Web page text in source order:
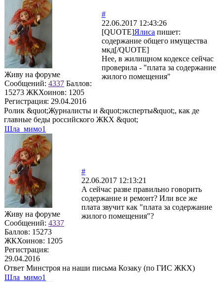
Живу на форуме
Сообщений: 4337 Баллов:
15273 ЖКХоинов: 1205
Регистрация: 29.04.2016
#
22.06.2017 12:43:26
[QUOTE]Ялиса пишет:
содержание общего имущества
мкд[/QUOTE]
Нее, в жилищном кодексе сейчас
проверила - "плата за содержание
жилого помещения"
Ролик &quot;Журналисты и &quot;эксперты&quot;, как де
главные беды российского ЖКХ &quot;
Шла_мимо1
Живу на форуме
Сообщений: 4337
Баллов: 15273
ЖКХоинов: 1205
Регистрация:
29.04.2016
#
22.06.2017 12:13:21
А сейчас разве правильно говорить
содержание и ремонт? Или все же
плата звучит как "плата за содержание
жилого помещения"?
Ответ Минстроя на наши письма Козаку (по ГИС ЖКХ)
Шла_мимо1